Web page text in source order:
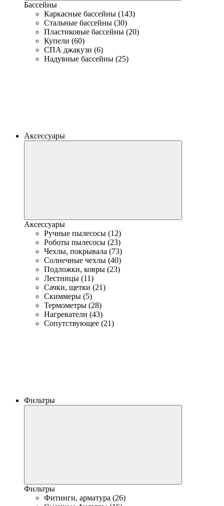
Бассейны
Каркасные бассейны (143)
Стальные бассейны (30)
Пластиковые бассейны (20)
Купели (60)
СПА джакузи (6)
Надувные бассейны (25)
Аксессуары
Аксессуары
Ручные пылесосы (12)
Роботы пылесосы (23)
Чехлы, покрывала (73)
Солнечные чехлы (40)
Подложки, ковры (23)
Лестницы (11)
Сачки, щетки (21)
Скиммеры (5)
Термометры (28)
Нагреватели (43)
Сопутствующее (21)
Фильтры
Фильтры
Фитинги, арматура (26)